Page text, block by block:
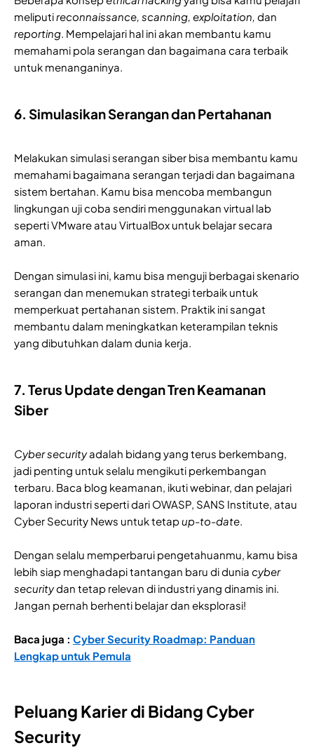
meliputireconnaissance, scanning, exploitation, dan
reporting. Mempelajari hal ini akan membantu kamu
memahami pola serangan dan bagaimana cara terbaik
untuk menanganinya.
6. Simulasikan Serangan dan Pertahanan
Melakukan simulasi serangan siber bisa membantu kamu
memahami bagaimana serangan terjadi dan bagaimana
sistem bertahan. Kamu bisa mencoba membangun
lingkungan uji coba sendiri menggunakan virtual lab
seperti VMware atau VirtualBox untuk belajar secara
aman.
Dengan simulasi ini, kamu bisa menguji berbagai skenario
serangan dan menemukan strategi terbaik untuk
memperkuat pertahanan sistem. Praktik ini sangat
membantu dalam meningkatkan keterampilan teknis
yang dibutuhkan dalam dunia kerja.
7. Terus Update dengan Tren Keamanan
Siber
Cyber securityadalah bidang yang terus berkembang,
jadi penting untuk selalu mengikuti perkembangan
terbaru. Baca blog keamanan, ikuti webinar, dan pelajari
laporan industri seperti dari OWASP, SANS Institute, atau
Cyber Security News untuk tetapup-to-date.
Dengan selalu memperbarui pengetahuanmu, kamu bisa
lebih siap menghadapi tantangan baru di dunia cyber
securitydan tetap relevan di industri yang dinamis ini.
Jangan pernah berhenti belajar dan eksplorasi!
Baca juga : Cyber Security Roadmap: Panduan
Lengkap untuk Pemula
Peluang Karier di Bidang Cyber
Security